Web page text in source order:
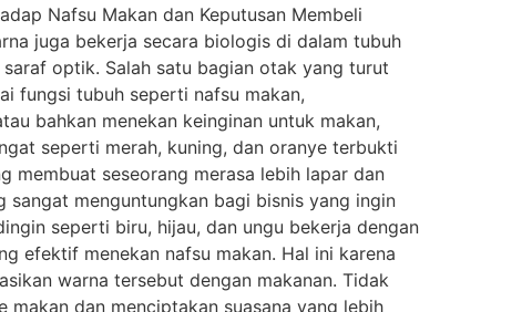
Nafsu Makan dan Keputusan Membeli
juga bekerja secara biologis di dalam tubuh
optik. Salah satu bagian otak yang turut
fungsi tubuh seperti nafsu makan,
bahkan menekan keinginan untuk makan,
seperti merah, kuning, dan oranye terbukti
membuat seseorang merasa lebih lapar dan
sangat menguntungkan bagi bisnis yang ingin
seperti biru, hijau, dan ungu bekerja dengan
efektif menekan nafsu makan. Hal ini karena
warna tersebut dengan makanan. Tidak
dan menciptakan suasana yang lebih